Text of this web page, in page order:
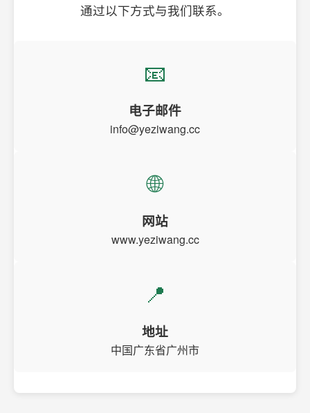
通过以下方式与我们联系。
📧
电子邮件
info@yeziwang.cc
🌐
网站
www.yeziwang.cc
📍
地址
中国广东省广州市